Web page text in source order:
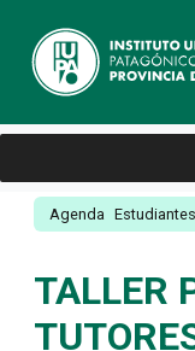
Agenda Estudiantes
TALLER